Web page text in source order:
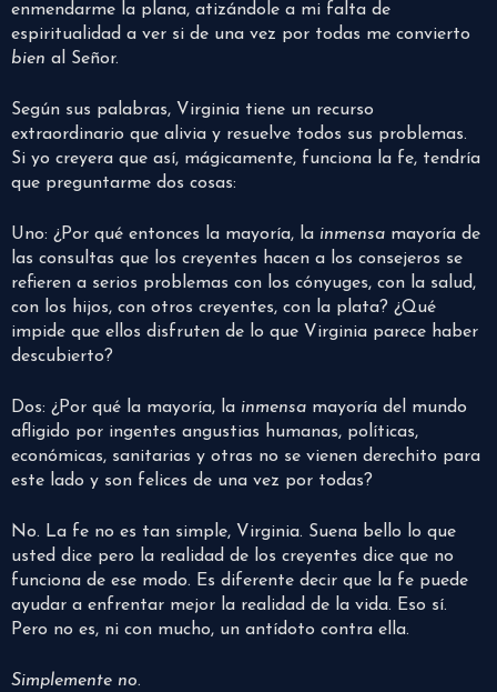
enmendarme la plana, atizándole a mi falta de
espiritualidad a ver si de una vez por todas me convierto
bien al Señor.
Según sus palabras, Virginia tiene un recurso
extraordinario que alivia y resuelve todos sus problemas.
Si yo creyera que así, mágicamente, funciona la fe, tendría
que preguntarme dos cosas:
Uno: ¿Por qué entonces la mayoría, la inmensa mayoría de
las consultas que los creyentes hacen a los consejeros se
refieren a serios problemas con los cónyuges, con la salud,
con los hijos, con otros creyentes, con la plata? ¿Qué
impide que ellos disfruten de lo que Virginia parece haber
descubierto?
Dos: ¿Por qué la mayoría, la inmensa mayoría del mundo
afligido por ingentes angustias humanas, políticas,
económicas, sanitarias y otras no se vienen derechito para
este lado y son felices de una vez por todas?
No. La fe no es tan simple, Virginia. Suena bello lo que
usted dice pero la realidad de los creyentes dice que no
funciona de ese modo. Es diferente decir que la fe puede
ayudar a enfrentar mejor la realidad de la vida. Eso sí.
Pero no es, ni con mucho, un antídoto contra ella.
Simplemente no.